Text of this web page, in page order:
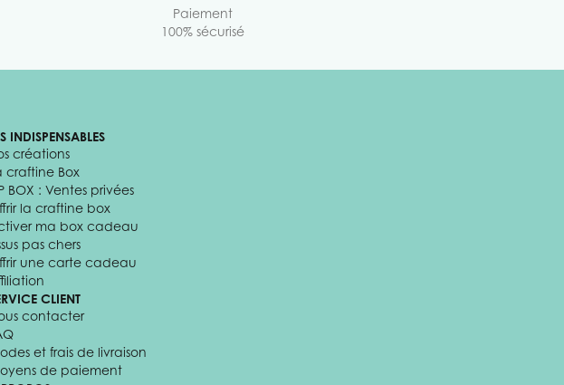
Paiement
100% sécurisé
INDISPENSABLES
créations
craftine Box
BOX : Ventes privées
la craftine box
ma box cadeau
pas chers
une carte cadeau
CLIENT
contacter
et frais de livraison
de paiement